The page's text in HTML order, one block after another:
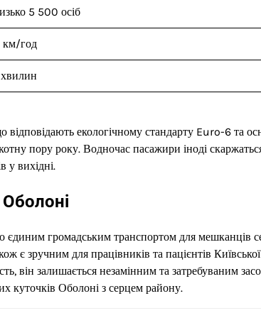
5 500 осіб
км/год
екологічному стандарту Euro-6 та
пору року. Водночас пасажири іноді
у вихідні.
єдиним громадським транспортом для мешканців
є зручним для працівників та пацієнтів Київської
він залишається незамінним та затребуваним
куточків Оболоні з серцем району.